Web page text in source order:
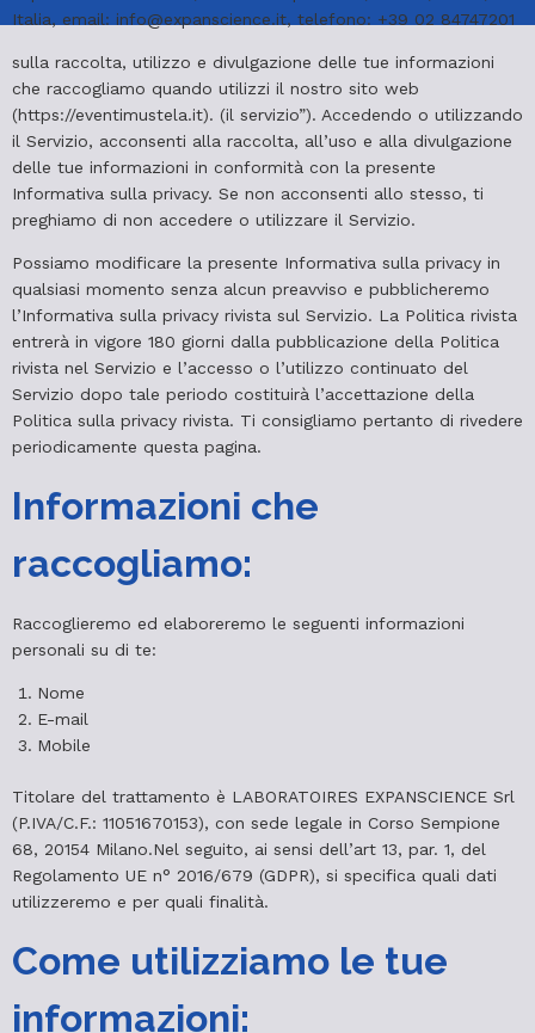
Italia, email: info@expanscience.it, telefono: +39 02 84747201
sulla raccolta, utilizzo e divulgazione delle tue informazioni
che raccogliamo quando utilizzi il nostro sito web
(https://eventimustela.it). (il servizio”). Accedendo o utilizzando
il Servizio, acconsenti alla raccolta, all’uso e alla divulgazione
delle tue informazioni in conformità con la presente
Informativa sulla privacy. Se non acconsenti allo stesso, ti
preghiamo di non accedere o utilizzare il Servizio.
Possiamo modificare la presente Informativa sulla privacy in
qualsiasi momento senza alcun preavviso e pubblicheremo
l’Informativa sulla privacy rivista sul Servizio. La Politica rivista
entrerà in vigore 180 giorni dalla pubblicazione della Politica
rivista nel Servizio e l’accesso o l’utilizzo continuato del
Servizio dopo tale periodo costituirà l’accettazione della
Politica sulla privacy rivista. Ti consigliamo pertanto di rivedere
periodicamente questa pagina.
Informazioni che
raccogliamo:
Raccoglieremo ed elaboreremo le seguenti informazioni
personali su di te:
Nome
E-mail
Mobile
Titolare del trattamento è LABORATOIRES EXPANSCIENCE Srl
(P.IVA/C.F.: 11051670153), con sede legale in Corso Sempione
68, 20154 Milano.Nel seguito, ai sensi dell’art 13, par. 1, del
Regolamento UE n° 2016/679 (GDPR), si specifica quali dati
utilizzeremo e per quali finalità.
Come utilizziamo le tue
informazioni: